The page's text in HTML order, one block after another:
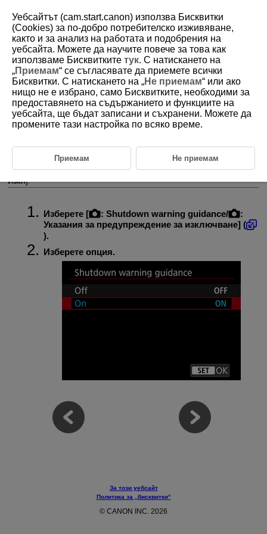
D388-120
Указания за предупреждение за
изключване
Указанията за предупреждение за изключване (относно
автоматичното изключване по време на запис на видео поради
изключване, задайте за [
Shutdown warning guidance
Указания за предупреждение за изключване] настройка [Off/
Изкл].
Изберете [ : Shutdown warning guidance/
:
Указания за предупреждение за изключване] (
).
Изберете опция.
За този уебсайт
Политика за „бисквитки“
© CANON INC. 2026
Уебсайтът (cam.start.canon) използва Бисквитки
(Cookies) за по-добро потребителско изживяване,
както и за анализ на работата и подобрения на
уебсайта. Можете да научите повече за това как
използваме Бисквитките тук. С натискането на
„Приемам“ се съгласявате да приемете всички
Бисквитки. С натискането на „Не приемам“ или ако
нищо не е избрано, само Бисквитките, необходими за
предоставянето на съдържанието и функциите на
уебсайта, ще бъдат записани и съхранени. Можете да
промените тази настройка по всяко време.
Приемам Не приемам